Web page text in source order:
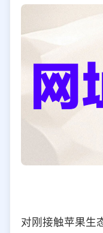
对刚接触苹果生